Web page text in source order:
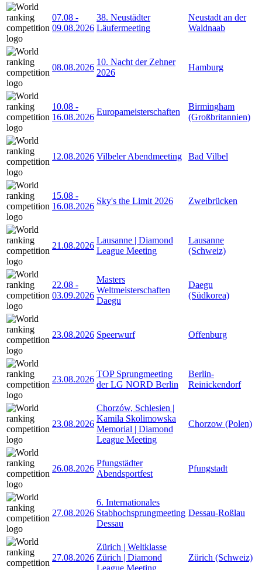
07.08 -
09.08.2026
38. Neustädter
Läufermeeting
Neustadt an der
Waldnaab
08.08.2026
10. Nacht der Zehner
2026
Hamburg
10.08 -
16.08.2026
Europameisterschaften
Birmingham
(Großbritannien)
12.08.2026 Vilbeler Abendmeeting Bad Vilbel
15.08 -
16.08.2026
Sky's the Limit 2026 Zweibrücken
21.08.2026
Lausanne | Diamond
League Meeting
Lausanne
(Schweiz)
22.08 -
03.09.2026
Masters
Weltmeisterschaften
Daegu
Daegu
(Südkorea)
23.08.2026 Speerwurf Offenburg
23.08.2026
TOP Sprungmeeting
der LG NORD Berlin
Berlin-
Reinickendorf
23.08.2026
Chorzów, Schlesien |
Kamila Skolimowska
Memorial | Diamond
League Meeting
Chorzow (Polen)
26.08.2026
Pfungstädter
Abendsportfest
Pfungstadt
27.08.2026
6. Internationales
Stabhochsprungmeeting
Dessau
Dessau-Roßlau
27.08.2026
Zürich | Weltklasse
Zürich | Diamond
League Meeting
Zürich (Schweiz)